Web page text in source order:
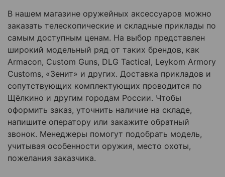
В нашем магазине оружейных аксессуаров можно
заказать телескопические и складные приклады по
самым доступным ценам. На выбор представлен
широкий модельный ряд от таких брендов, как
Armacon, Custom Guns, DLG Tactical, Leykom Armory
Customs, «Зенит» и других. Доставка прикладов и
сопутствующих комплектующих проводится по
Щёлкино и другим городам России. Чтобы
оформить заказ, уточнить наличие на складе,
напишите оператору или закажите обратный
звонок. Менеджеры помогут подобрать модель,
учитывая особенности оружия, место охоты,
пожелания заказчика.